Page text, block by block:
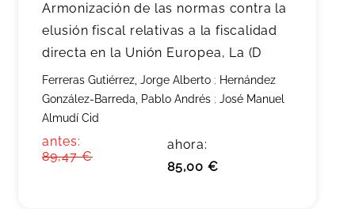
Armonización de las normas contra la
elusión fiscal relativas a la fiscalidad
directa en la Unión Europea, La (D
Ferreras Gutiérrez, Jorge Alberto ; Hernández
González-Barreda, Pablo Andrés ; José Manuel
Almudí Cid
antes:
89,47 €
ahora:
85,00 €